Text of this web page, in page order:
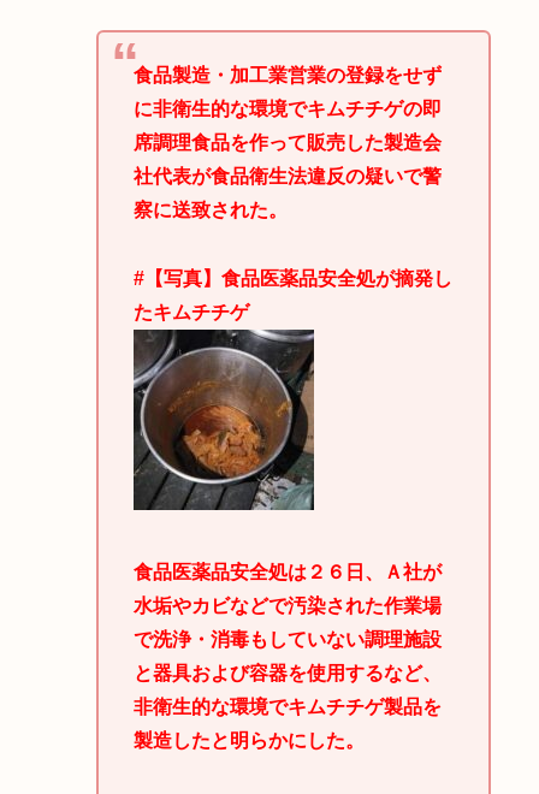
食品製造・加工業営業の登録をせず
に非衛生的な環境でキムチチゲの即
席調理食品を作って販売した製造会
社代表が食品衛生法違反の疑いで警
察に送致された。
#【写真】食品医薬品安全処が摘発し
たキムチチゲ
食品医薬品安全処は２６日、Ａ社が
水垢やカビなどで汚染された作業場
で洗浄・消毒もしていない調理施設
と器具および容器を使用するなど、
非衛生的な環境でキムチチゲ製品を
製造したと明らかにした。